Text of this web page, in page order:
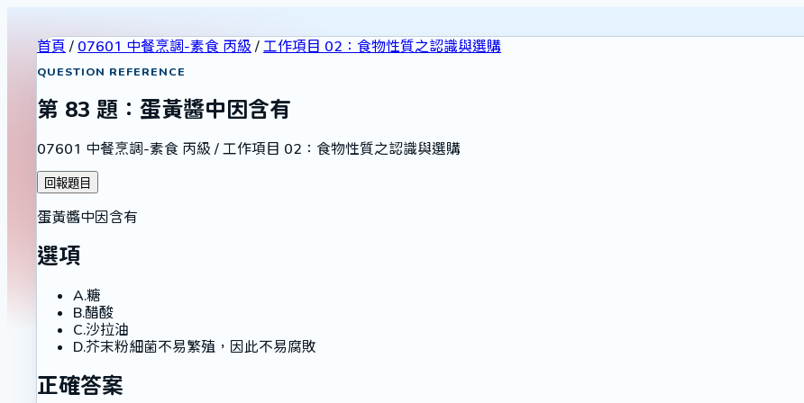
首頁 / 07601 中餐烹調-素食 丙級 / 工作項目 02：食物性質之認識與選購
QUESTION REFERENCE
第 83 題： 蛋黃醬中因含有
07601 中餐烹調-素食 丙級 / 工作項目 02：食物性質之認識與選購
回報題目
蛋黃醬中因含有
選項
A.糖
B.醋酸
C.沙拉油
D.芥末粉細菌不易繁殖，因此不易腐敗
正確答案